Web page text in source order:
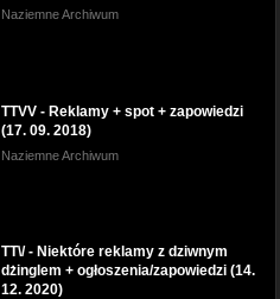
Naziemne Archiwum
TTVV - Reklamy + spot + zapowiedzi
(17. 09. 2018)
Naziemne Archiwum
TT\/ - Niektóre reklamy z dziwnym
dżinglem + ogłoszenia/zapowiedzi (14.
12. 2020)